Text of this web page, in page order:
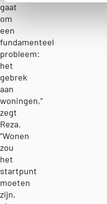
gaat
om
een
fundamenteel
probleem:
het
gebrek
aan
woningen,”
zegt
Reza.
“Wonen
zou
het
startpunt
moeten
zijn,